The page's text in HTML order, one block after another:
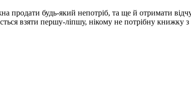
будь-який непотріб, та ще й отримати
взяти першу-ліпшу, нікому не потрібну книжку з